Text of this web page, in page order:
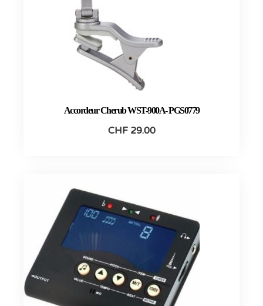
Accordeur Cherub WST-900A- PGS0779
CHF29.00